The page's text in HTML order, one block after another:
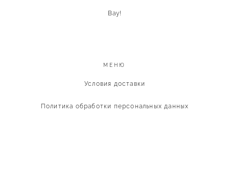
Вау!
МЕНЮ
Условия доставки
Политика обработки персональных данных